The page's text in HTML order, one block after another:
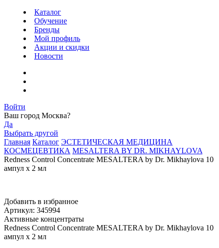
Каталог
Обучение
Бренды
Мой профиль
Акции и скидки
Новости
Войти
Ваш город Москва?
Да
Выбрать другой
Главная Каталог ЭСТЕТИЧЕСКАЯ МЕДИЦИНА
КОСМЕЦЕВТИКА MESALTERA BY DR. MIKHAYLOVA
Redness Control Concentrate MESALTERA by Dr. Mikhaylova 10
ампул x 2 мл
Добавить в избранное
Артикул: 345994
Активные концентраты
Redness Control Concentrate MESALTERA by Dr. Mikhaylova 10
ампул x 2 мл